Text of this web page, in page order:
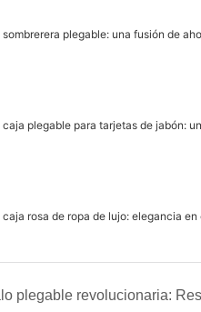
plegable: una fusión de
plegable para tarjetas de jabón:
rosa de ropa de lujo: elegancia